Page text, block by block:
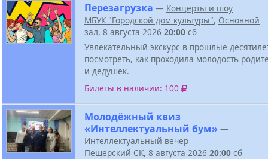
Перезагрузка — Концерты и шоу
МБУК "Городской дом культуры", Основной
зал, 8 августа 2026 20:00 сб
Увлекательный экскурс в прошлые
посмотреть, как проходила молодость
и дедушек.
Билеты в наличии: 100
Молодёжный квиз
«Интеллектуальный бум» —
Интеллектуальный вечер
Пещерский СК, 8 августа 2026 20:00 сб